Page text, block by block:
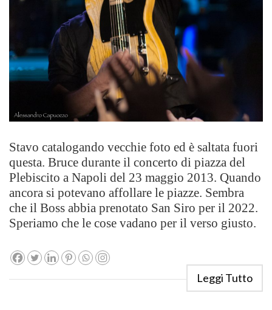
Stavo catalogando vecchie foto ed è saltata fuori
questa. Bruce durante il concerto di piazza del
Plebiscito a Napoli del 23 maggio 2013. Quando
ancora si potevano affollare le piazze. Sembra
che il Boss abbia prenotato San Siro per il 2022.
Speriamo che le cose vadano per il verso giusto.
Leggi Tutto